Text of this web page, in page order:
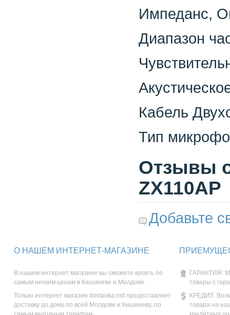
Импеданс,
Диапазон
Кабель
Тип
Отзывы
ZX110AP
Добавьте
О НАШЕМ ИНТЕРНЕТ-МАГАЗИНЕ
В нашем интернет магазине вы сможете купить по
самым низким ценам в Кишиневе и Молдове.
Только интернет магазин dostavka.md предоставляет
доставку до дому по всей Молдове и Кишиневу, по
ГАРАНТИЯ:
товары с
КРЕДИТ:
товара на